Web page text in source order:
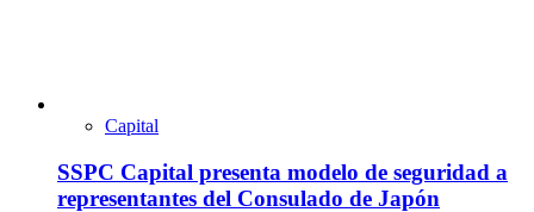
Capital
SSPC Capital presenta modelo de seguridad a
representantes del Consulado de Japón